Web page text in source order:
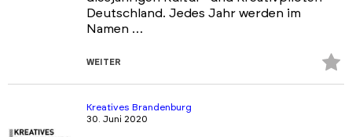
Deutschland. Jedes Jahr werden im
Namen …
WEITER
Kreatives Brandenburg
30. Juni 2020